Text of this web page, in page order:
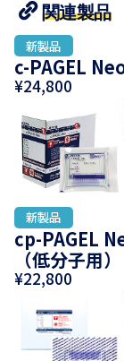
関連製品
c-PAGEL
¥24,800
cp-PAGEL
（低分子用）
¥22,800